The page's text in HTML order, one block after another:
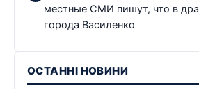
местные СМИ пишут, что в
города Василенко
ОСТАННІ НОВИНИ